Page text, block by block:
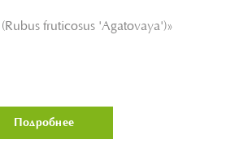
fruticosus 'Agatovaya')»
Подробнее